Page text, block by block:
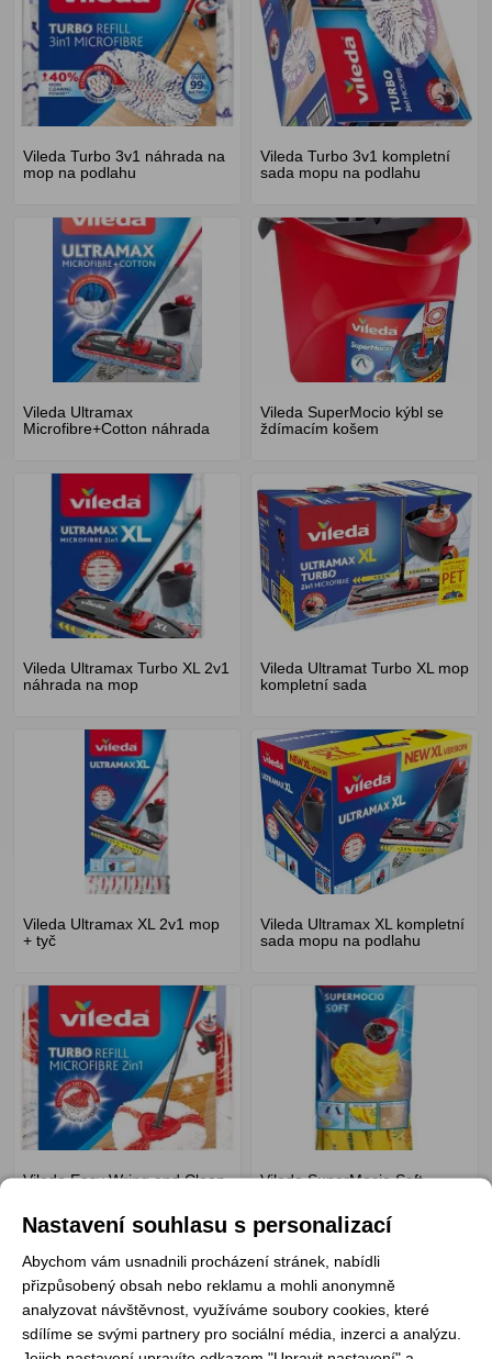
Vileda Turbo 3v1 náhrada na
mop na podlahu
Vileda Turbo 3v1 kompletní
sada mopu na podlahu
Vileda Ultramax
Microfibre+Cotton náhrada
Vileda SuperMocio kýbl se
ždímacím košem
Vileda Ultramax Turbo XL 2v1
náhrada na mop
Vileda Ultramat Turbo XL mop
kompletní sada
Vileda Ultramax XL 2v1 mop
+ tyč
Vileda Ultramax XL kompletní
sada mopu na podlahu
Vileda Easy Wring and Clean
Vileda SuperMocio Soft
Nastavení souhlasu s personalizací
Abychom vám usnadnili procházení stránek, nabídli
přizpůsobený obsah nebo reklamu a mohli anonymně
analyzovat návštěvnost, využíváme soubory cookies, které
sdílíme se svými partnery pro sociální média, inzerci a analýzu.